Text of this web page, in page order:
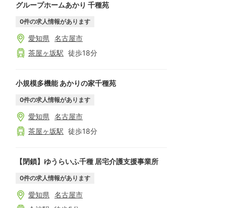
グループホームあかり 千種苑
0件の求人情報があります
愛知県
名古屋市
茶屋ヶ坂駅 徒歩18分
小規模多機能 あかりの家千種苑
0件の求人情報があります
愛知県
名古屋市
茶屋ヶ坂駅 徒歩18分
【閉鎖】ゆうらいふ千種 居宅介護支援事業所
0件の求人情報があります
愛知県
名古屋市